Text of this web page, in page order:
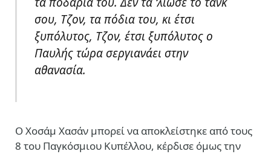
σου, Τζον, τα πόδια του, κι έτσι
ξυπόλυτος, Τζον, έτσι ξυπόλυτος ο
Παυλής τώρα σεργιανάει στην
αθανασία.
Ο Χοσάμ Χασάν μπορεί να αποκλείστηκε από τους
8 του Παγκόσμιου Κυπέλλου, κέρδισε όμως την